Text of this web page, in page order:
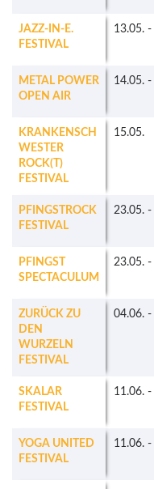
JAZZ-IN-E.
FESTIVAL
13.05. -
METAL POWER
OPEN AIR
14.05. -
KRANKENSCH
WESTER
ROCK(T)
FESTIVAL
15.05.
PFINGSTROCK
FESTIVAL
23.05. -
PFINGST
SPECTACULUM
23.05. -
ZURÜCK ZU
DEN
WURZELN
FESTIVAL
04.06. -
SKALAR
FESTIVAL
11.06. -
YOGA UNITED
FESTIVAL
11.06. -